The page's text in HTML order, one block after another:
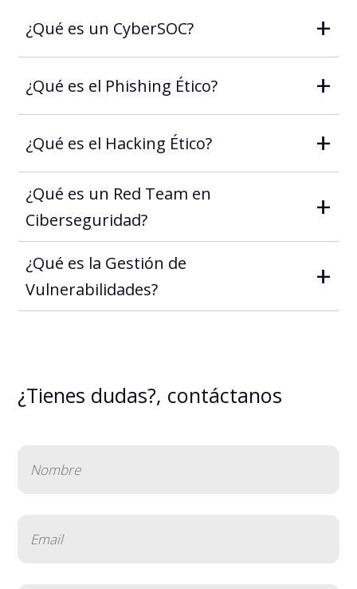
¿Qué es un CyberSOC? +
¿Qué es el Phishing Ético? +
¿Qué es el Hacking Ético? +
¿Qué es un Red Team en
Ciberseguridad?
+
¿Qué es la Gestión de
Vulnerabilidades?
+
¿Tienes dudas?, contáctanos
(Obligatorio)
(Obligatorio)